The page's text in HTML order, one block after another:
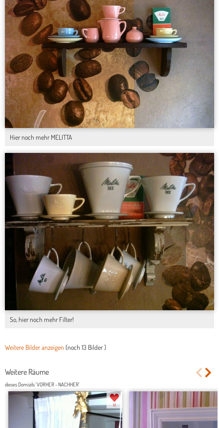
Hier noch mehr MELITTA
So, hier noch mehr Filter!
Weitere Bilder anzeigen (noch 13 Bilder)
Weitere Räume
dieses Domizils 'VORHER - NACHHER'
10